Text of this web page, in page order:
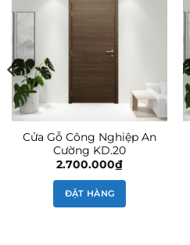
Cửa Gỗ Công Nghiệp An
Cường KD.20
2.700.000₫
ĐẶT HÀNG